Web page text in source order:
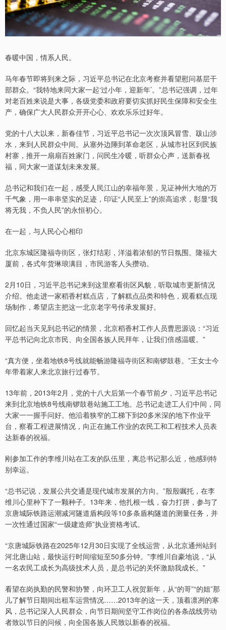
春暖中国，情系人民。
马年春节即将到来之际，习近平总书记在北京考察并看望慰问基层干
部群众。“我特地来同大家一起‘过小年，迎新年’。”总书记强调，过年
对老百姓来说是大事，各级党委和政府要切实抓好民生保障和安全生
产，确保广大人民群众开开心心、欢欢乐乐过好年。
党的十八大以来，新春佳节，习近平总书记一次次顶风冒雪、跋山涉
水，来到人民群众中间。从塞外边陲到革命老区，从城市社区到民族
村寨，推开一扇扇百姓家门，问民生冷暖，听群众心声，送新春祝
福，同大家一道谋划未来发展。
总书记和我们在一起，感受人民江山的幸福年景，见证神州大地的万
千气象，用一串串坚实的足迹，印证“人民至上”的崇高追求，彰显“我
将无我，不负人民”的永恒初心。
在一起，与人民心心相印
北京东城区隆福寺街区，张灯结彩，洋溢着浓郁的节日氛围。隆福大
厦前，各式年货琳琅满目，市民游客人头攒动。
2月10日，习近平总书记来到这里察看街区风貌，听取城市更新情况
介绍。他走进一家稻香村糕点店，了解糕点品类和特色，观看糕点现
场制作，希望店主把这一北京老字号传承发展好。
回忆起当天见到总书记的情景，北京稻香村工作人员曹思源说：“习近
平总书记向北京市民、向全国各族人民拜年，让我们倍感温暖。”
“真方便，坐着地铁8号线就能畅游隆福寺街区和南锣鼓巷。”王女士今
年带着家人来北京旅行过春节。
13年前，2013年2月，党的十八大后第一个春节前夕，习近平总书记
来到北京地铁8号线南锣鼓巷站施工工地。总书记走进工人们中间，同
大家一一握手问好。他沿着狭窄的工梯下到20多米深的地下作业平
台，察看工程进展情况，向正在施工作业的农民工和工程技术人员表
达新春的祝福。
刚参加工作的李维川站在工友的队伍里，离总书记那么近，他感到特
别幸运。
“总书记说，发展公共交通是现代城市发展的方向。”殷殷嘱托，在李
维川心里种下了一颗种子。13年来，他扎根一线，奋力打拼，参与了
京唐城际铁路运潮减河隧道盾构段等10多条盾构隧道的测量任务，并
一次性通过国家“一级建造师”执业资格考试。
“京唐城际铁路在2025年12月30日实现了全线运营，从北京通州站到
河北唐山站，最快运行时间缩短至50多分钟。”李维川自豪地说，“从
一名农民工成长为高级技术人员，是总书记的关怀激励我成长。”
看望在岗执勤的民警和协警，向环卫工人祝贺新年，从“的哥”“的姐”那
儿了解节日期间出租车运营情况……2013年的这一天，顶着凛冽的寒
风，总书记深入人民群众，向节日期间坚守工作岗位的各条战线劳动
者致以节日的问候，向全国各族人民致以新春的祝福。